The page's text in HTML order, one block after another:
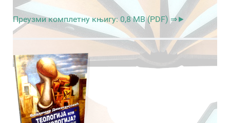
Преузми комплетну књигу: 0,8 MB (PDF) ⇒►